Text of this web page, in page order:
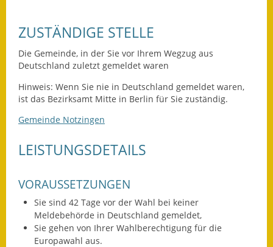
Nachhaltigkeitsbericht
Notfallplanung
Schadensmeldung
Straßenbau
Landesstraße
Kreisstraße
ZUSTÄNDIGE STELLE
Die Gemeinde, in der Sie vor Ihrem Wegzug aus
Deutschland zuletzt gemeldet waren
Hinweis: Wenn Sie nie in Deutschland gemeldet waren,
ist das Bezirksamt Mitte in Berlin für Sie zuständig.
Gemeinde Notzingen
LEISTUNGSDETAILS
VORAUSSETZUNGEN
Sie sind 42 Tage vor der Wahl bei keiner
Meldebehörde in Deutschland gemeldet,
Sie gehen von Ihrer Wahlberechtigung für die
Europawahl aus.